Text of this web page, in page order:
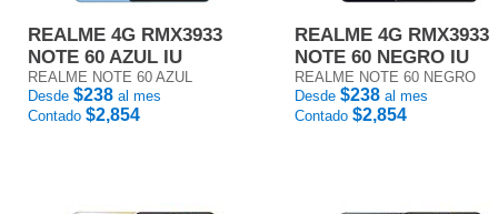
REALME 4G RMX3933
NOTE 60 AZUL IU
REALME NOTE 60 AZUL
Desde $238 al mes
Contado $2,854
REALME 4G RMX3933
NOTE 60 NEGRO IU
REALME NOTE 60 NEGRO
Desde $238 al mes
Contado $2,854